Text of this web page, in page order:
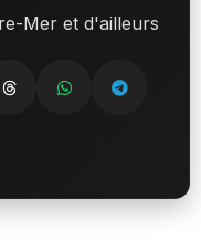
Mer et d'ailleurs